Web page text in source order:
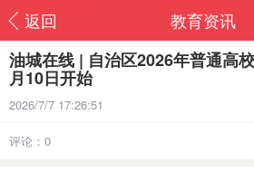
返回
教育资讯
油城在线 | 自治区2026年普通高
月10日开始
2026/7/7 17:26:51
评论：0